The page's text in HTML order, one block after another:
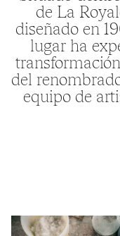
de La
diseñado en
lugar ha
del
equipo de